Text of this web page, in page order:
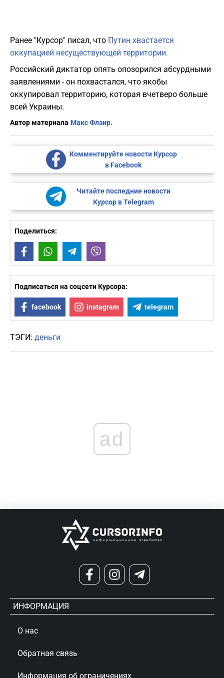
Ранее "Курсор" писал, что Путин хвастается
оккупацией несуществующей территории.
Российский диктатор опять опозорился абсурдными
заявлениями - он похвастался, что якобы
оккупировал территорию, которая вчетверо больше
всей Украины.
Автор материала Макс Флэир.
Комментируйте новости Курсор
в Facebook
Читайте последние новости
Курсор в Telegram
Поделиться:
FacebookWhatsAppTelegram
Подписаться на соцсети Курсора:
facebook instagram telegram
ТЭГИ: деньги
ad
ИНФОРМАЦИЯ
О нас
Обратная связь
Информация об ограничениях